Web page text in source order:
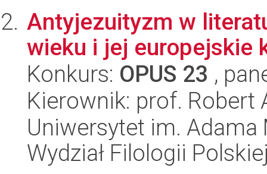
Antyjezuityzm w
wieku i jej europejskie
Konkurs: OPUS 23 ,
Kierownik: prof. Robert
Uniwersytet im.
Wydział Filologii